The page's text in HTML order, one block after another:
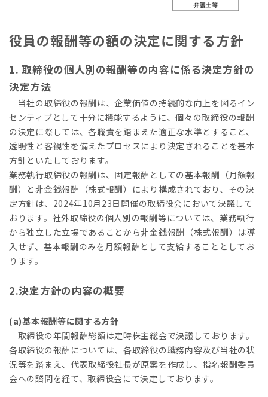
役員の報酬等の額の決定に関する方針
1. 取締役の個人別の報酬等の内容に係る決定方針の
決定方法
当社の取締役の報酬は、企業価値の持続的な向上を図るイン
センティブとして十分に機能するように、個々の取締役の報酬
の決定に際しては、各職責を踏まえた適正な水準とすること、
透明性と客観性を備えたプロセスにより決定されることを基本
方針といたしております。
業務執行取締役の報酬は、固定報酬としての基本報酬（月額報
酬）と非金銭報酬（株式報酬）により構成されており、その決
定方針は、2024年10月23日開催の取締役会において決議して
おります。社外取締役の個人別の報酬等については、業務執行
から独立した立場であることから非金銭報酬（株式報酬）は導
入せず、基本報酬のみを月額報酬として支給することとしてお
ります。
2.決定方針の内容の概要
(a)基本報酬等に関する方針
取締役の年間報酬総額は定時株主総会で決議しております。
各取締役の報酬については、各取締役の職務内容及び当社の状
況等を踏まえ、代表取締役社長が原案を作成し、指名報酬委員
会への諮問を経て、取締役会にて決定しております。